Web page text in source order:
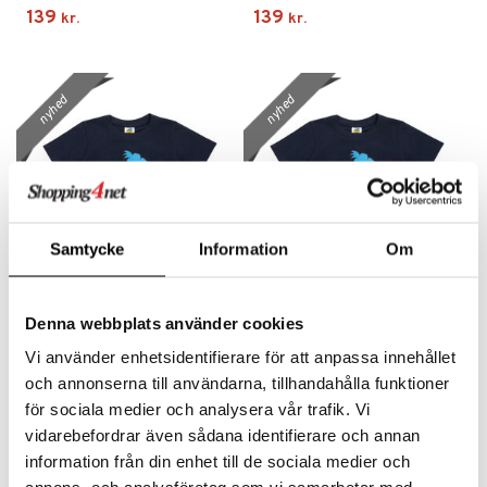
Samtycke Information Om
Denna webbplats använder cookies
Vi använder enhetsidentifierare för att anpassa innehållet
och annonserna till användarna, tillhandahålla funktioner
för sociala medier och analysera vår trafik. Vi
vidarebefordrar även sådana identifierare och annan
information från din enhet till de sociala medier och
139 kr. 139 kr.
Bamse T-shirt
Fodboldspiller Mblå 104 cl
BAMSE
139 kr.
nyhed
Bamse T-shirt
BAMSE
139 kr.
nyhed
nyhed nyhed